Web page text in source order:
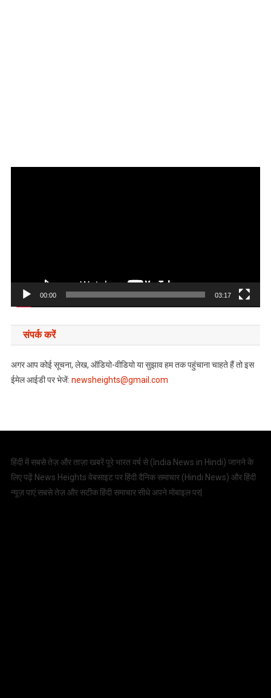
00:00 03:17
संपर्क करें
अगर आप कोई सूचना, लेख, ऑडियो-वीडियो या सुझाव हम तक पहुंचाना चाहते हैं तो इस
ईमेल आईडी पर भेजें: newsheights@gmail.com
हिंदी में सबसे तेज़ और ताज़ा खबरें पूरे भारत वर्ष से ( India News in Hindi) जानने के
लिए पढ़ें News Heights वेबसाइट पर हिंदी दैनिक समाचार (Hindi News) और हिंदी
न्यूज़ पाएं सबसे तेज़ और सटीक हिंदी समाचार सीधे अपने मोबाइल पर|